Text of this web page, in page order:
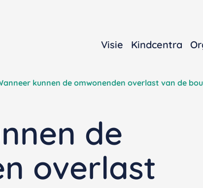
Visie Kindcentra
kunnen de omwonenden overlast van de
de
overlast